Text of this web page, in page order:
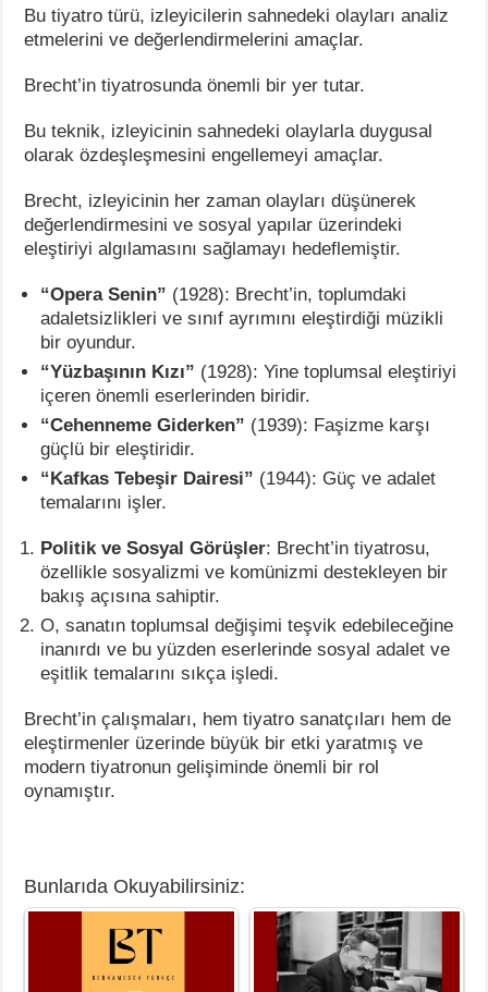
Bu tiyatro türü, izleyicilerin sahnedeki olayları analiz
etmelerini ve değerlendirmelerini amaçlar.
Brecht’in tiyatrosunda önemli bir yer tutar.
Bu teknik, izleyicinin sahnedeki olaylarla duygusal
olarak özdeşleşmesini engellemeyi amaçlar.
Brecht, izleyicinin her zaman olayları düşünerek
değerlendirmesini ve sosyal yapılar üzerindeki
eleştiriyi algılamasını sağlamayı hedeflemiştir.
“Opera Senin” (1928): Brecht’in, toplumdaki
adaletsizlikleri ve sınıf ayrımını eleştirdiği müzikli
bir oyundur.
“Yüzbaşının Kızı” (1928): Yine toplumsal eleştiriyi
içeren önemli eserlerinden biridir.
“Cehenneme Giderken” (1939): Faşizme karşı
güçlü bir eleştiridir.
“Kafkas Tebeşir Dairesi” (1944): Güç ve adalet
temalarını işler.
Politik ve Sosyal Görüşler: Brecht’in tiyatrosu,
özellikle sosyalizmi ve komünizmi destekleyen bir
bakış açısına sahiptir.
O, sanatın toplumsal değişimi teşvik edebileceğine
inanırdı ve bu yüzden eserlerinde sosyal adalet ve
eşitlik temalarını sıkça işledi.
Brecht’in çalışmaları, hem tiyatro sanatçıları hem de
eleştirmenler üzerinde büyük bir etki yaratmış ve
modern tiyatronun gelişiminde önemli bir rol
oynamıştır.
Bunlarıda Okuyabilirsiniz: